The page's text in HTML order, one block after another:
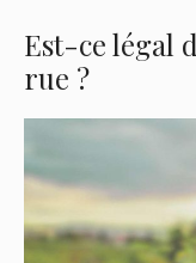
Est-ce légal
rue ?